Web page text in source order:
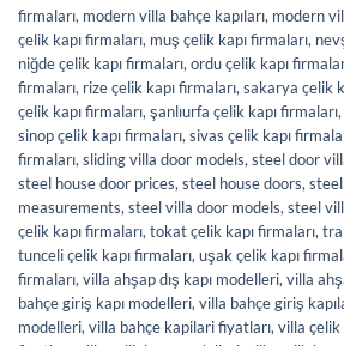
firmaları, modern villa bahçe kapıları, modern
çelik kapı firmaları, muş çelik kapı firmaları,
niğde çelik kapı firmaları, ordu çelik kapı
firmaları, rize çelik kapı firmaları, sakarya çelik
çelik kapı firmaları, şanlıurfa çelik kapı firmaları,
sinop çelik kapı firmaları, sivas çelik kapı
firmaları, sliding villa door models, steel door
steel house door prices, steel house doors,
measurements, steel villa door models, steel
çelik kapı firmaları, tokat çelik kapı firmaları,
tunceli çelik kapı firmaları, uşak çelik kapı
firmaları, villa ahşap dış kapı modelleri, villa
bahçe giriş kapı modelleri, villa bahçe giriş
modelleri, villa bahçe kapilari fiyatları, villa çelik